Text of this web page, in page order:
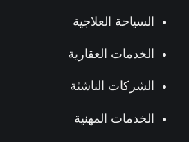
السياحة العلاجية
الخدمات العقارية
الشركات الناشئة
الخدمات المهنية